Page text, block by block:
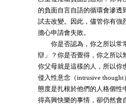
的負面自言自語的循環會滲透
試去改變。因此，儘管你有強
擔心申請會失敗。
你是否認為，你之所以常
辯」？你是否覺得，你之所以
你父母就是這樣的人，所以你
侵入性意念（intrusive
態度是扎根於他們的人格個性
得高興快樂的事情，卻仍然會